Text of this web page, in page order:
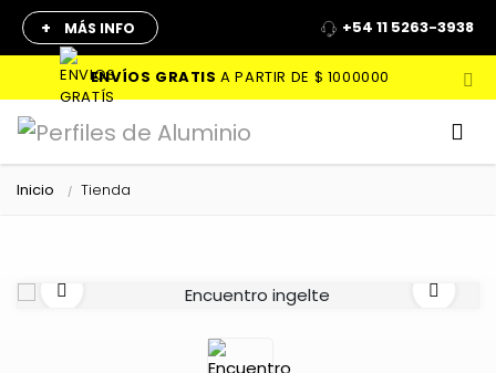
+ MÁS INFO +54 11 5263-3938
ENVÍOS GRATIS A PARTIR DE $ 1000000
Inicio Tienda